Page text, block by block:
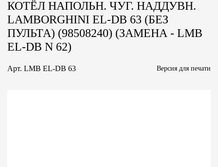
КОТЁЛ НАПОЛЬН. ЧУГ. НАДДУВН.
LAMBORGHINI EL-DB 63 (БЕЗ
ПУЛЬТА) (98508240) (ЗАМЕНА - LMB
EL-DB N 62)
Арт. LMB EL-DB 63 Версия для печати